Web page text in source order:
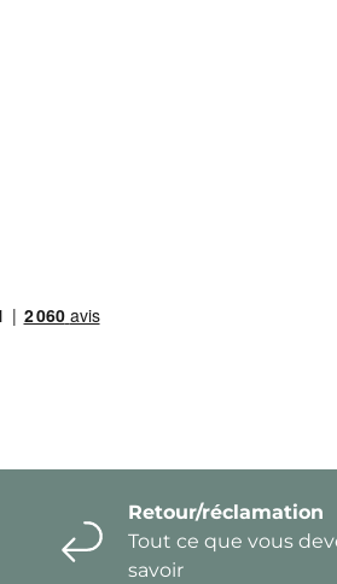
Retour/réclamation
Tout ce que vous
savoir